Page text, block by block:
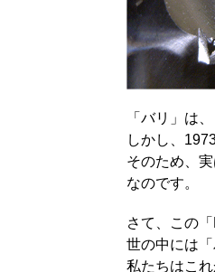
「バリ」は
しかし、
そのため、
なのです。
さて、この
世の中には
私たちはこ